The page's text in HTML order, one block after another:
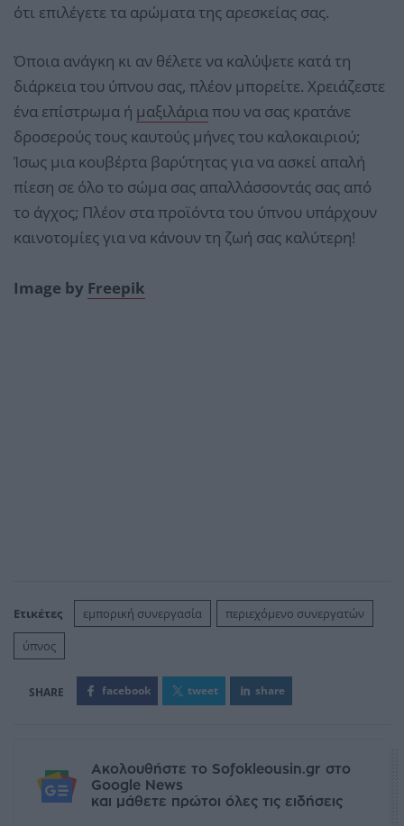
ότι επιλέγετε τα αρώματα της αρεσκείας σας.
Όποια ανάγκη κι αν θέλετε να καλύψετε κατά τη
διάρκεια του ύπνου σας, πλέον μπορείτε. Χρειάζεστε
ένα επίστρωμα ή μαξιλάριαπου να σας κρατάνε
δροσερούς τους καυτούς μήνες του καλοκαιριού;
Ίσως μια κουβέρτα βαρύτητας για να ασκεί απαλή
πίεση σε όλο το σώμα σας απαλλάσσοντάς σας από
το άγχος; Πλέον στα προϊόντα του ύπνου υπάρχουν
καινοτομίες για να κάνουν τη ζωή σας καλύτερη!
Image by Freepik
Ετικέτες εμπορική συνεργασία
περιεχόμενο συνεργατών
ύπνος
facebook tweet share
Ακολουθήστε το Sofokleousin.gr στο
Google News
και μάθετε πρώτοι όλες τις ειδήσεις